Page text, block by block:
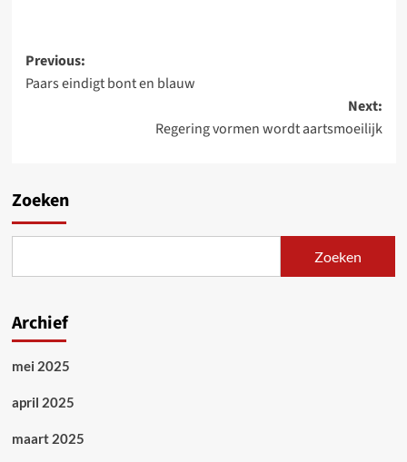
Post
navigation
Previous:
Paars eindigt bont en blauw
Next:
Regering vormen wordt aartsmoeilijk
Zoeken
Zoeken
Archief
mei 2025
april 2025
maart 2025